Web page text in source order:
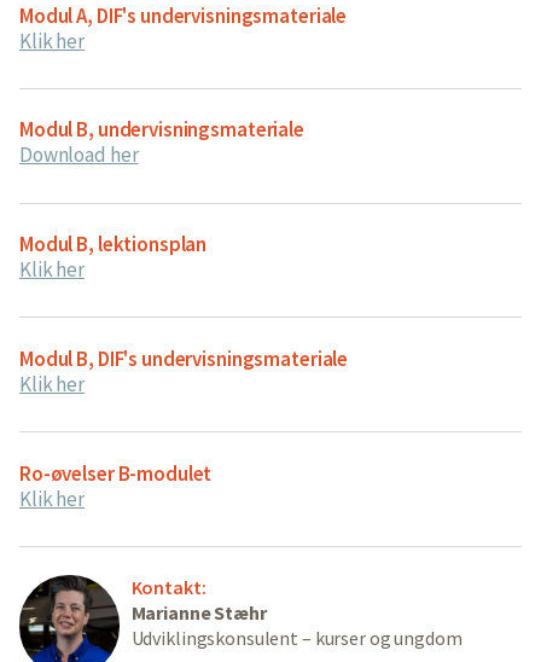
Modul A, DIF's undervisningsmateriale
Klik her
Modul B, undervisningsmateriale
Download her
Modul B, lektionsplan
Klik her
Modul B, DIF's undervisningsmateriale
Klik her
Ro-øvelser B-modulet
Klik her
Kontakt:
Marianne Stæhr
Udviklingskonsulent – kurser og ungdom